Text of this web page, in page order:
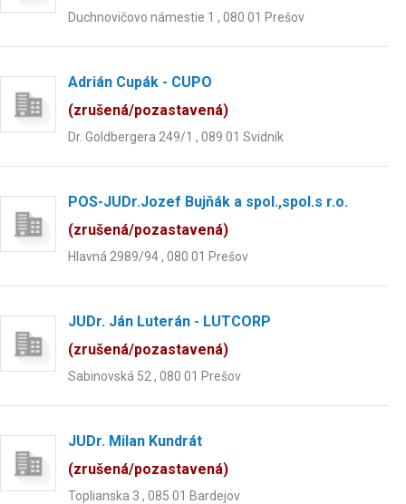
Duchnovičovo námestie 1 , 080 01 Prešov
Adrián Cupák - CUPO
(zrušená/pozastavená)
Dr. Goldbergera 249/1 , 089 01 Svidník
POS-JUDr.Jozef Bujňák a spol.,spol.s r.o.
(zrušená/pozastavená)
Hlavná 2989/94 , 080 01 Prešov
JUDr. Ján Luterán - LUTCORP
(zrušená/pozastavená)
Sabinovská 52 , 080 01 Prešov
JUDr. Milan Kundrát
(zrušená/pozastavená)
Toplianska 3 , 085 01 Bardejov